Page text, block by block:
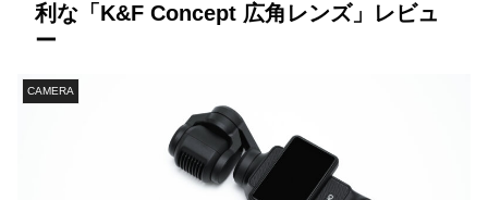
利な「K&F Concept 広角レンズ」レビュ
ー
CAMERA